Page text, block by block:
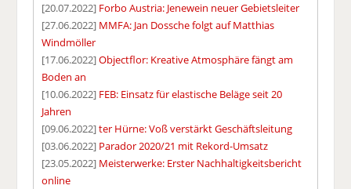
[20.07.2022] Forbo Austria: Jenewein neuer Gebietsleiter
[27.06.2022] MMFA: Jan Dossche folgt auf Matthias
Windmöller
[17.06.2022]Objectflor: Kreative Atmosphäre fängt am
Boden an
[10.06.2022] FEB: Einsatz für elastische Beläge seit 20
Jahren
[09.06.2022]ter Hürne: Voß verstärkt Geschäftsleitung
[03.06.2022] Parador 2020/21 mit Rekord-Umsatz
[23.05.2022] Meisterwerke: Erster Nachhaltigkeitsbericht
online